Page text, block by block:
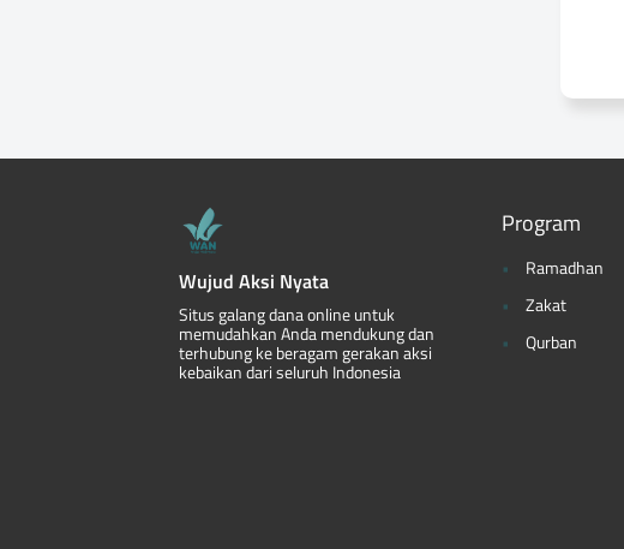
Wujud Aksi Nyata
Situs galang dana online untuk
memudahkan Anda mendukung dan
terhubung ke beragam gerakan aksi
kebaikan dari seluruh Indonesia
Program
Ramadhan
Zakat
Qurban